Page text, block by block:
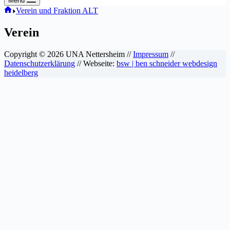
Willkommen
Verein und Fraktion ALT
Verein
Copyright © 2026 UNA Nettersheim //Impressum //
Datenschutzerklärung // Webseite: bsw | ben schneider webdesign
heidelberg